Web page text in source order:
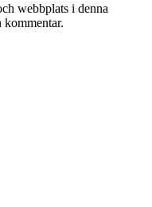
webbplats i denna
kommentar.